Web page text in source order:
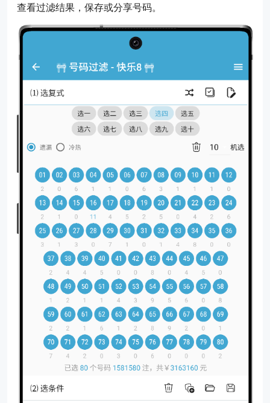
查看过滤结果，保存或分享号码。